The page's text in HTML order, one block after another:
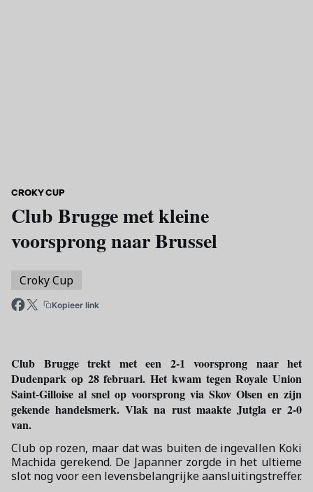
CROKY CUP
Club Brugge met kleine
voorsprong naar Brussel
Croky Cup
Kopieer link
Club Brugge trekt met een 2-1 voorsprong naar het
Dudenpark op 28 februari. Het kwam tegen Royale Union
Saint-Gilloise al snel op voorsprong via Skov Olsen en zijn
gekende handelsmerk. Vlak na rust maakte Jutgla er 2-0
van.
Club op rozen, maar dat was buiten de ingevallen Koki
Machida gerekend. De Japanner zorgde in het ultieme
slot nog voor een levensbelangrijke aansluitingstreffer.